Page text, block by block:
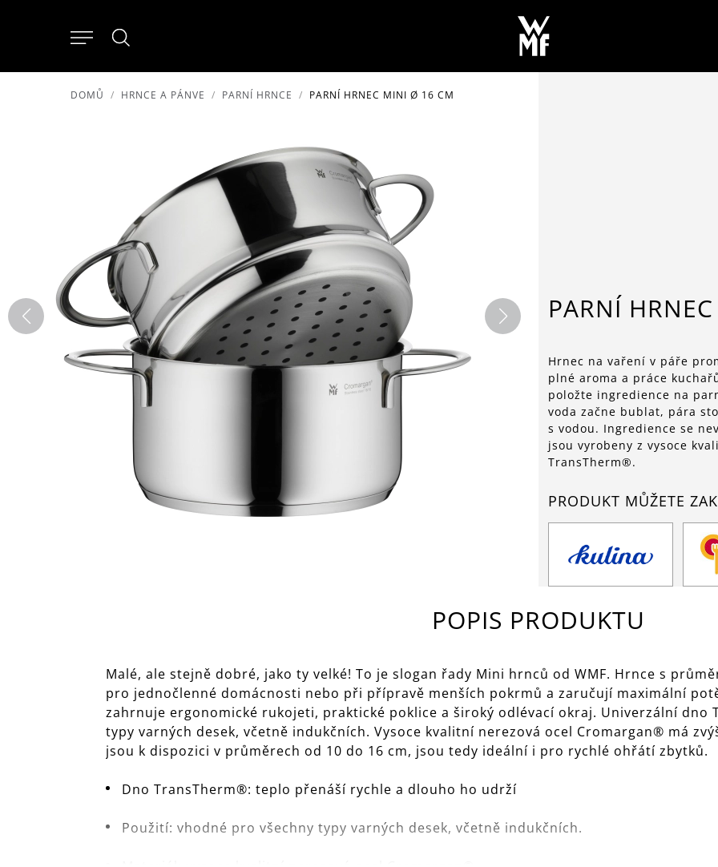
DOMŮ HRNCE A PÁNVE PARNÍ HRNCE PARNÍ HRNEC MINI Ø 16 CM
PARNÍ
Hrnec na vaření v páře
plné aroma a práce
položte ingredience na
voda začne bublat, pára
s vodou. Ingredience se
jsou vyrobeny z vysoce
TransTherm®.
PRODUKT MŮŽETE
POPIS PRODUKTU
Malé, ale stejně dobré, jako ty velké! To je slogan řady Mini hrnců od WMF. Hrnce s
pro jednočlenné domácnosti nebo při přípravě menších pokrmů a zaručují maximální
zahrnuje ergonomické rukojeti, praktické poklice a široký odlévací okraj. Univerzální dno
typy varných desek, včetně indukčních. Vysoce kvalitní nerezová ocel Cromargan® má
jsou k dispozici v průměrech od 10 do 16 cm, jsou tedy ideální i pro rychlé ohřátí zbytků.
Dno TransTherm®: teplo přenáší rychle a dlouho ho udrží
Použití: vhodné pro všechny typy varných desek, včetně indukčních.